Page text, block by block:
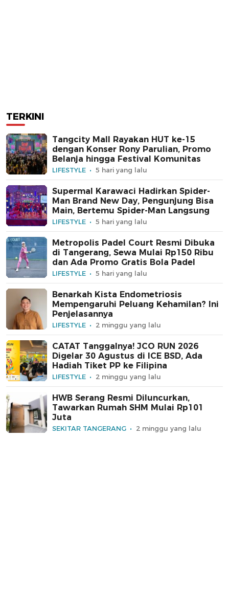
TERKINI
Tangcity Mall Rayakan HUT ke-15
dengan Konser Rony Parulian, Promo
Belanja hingga Festival Komunitas
LIFESTYLE 5 hari yang lalu
Supermal Karawaci Hadirkan Spider-
Man Brand New Day, Pengunjung Bisa
Main, Bertemu Spider-Man Langsung
LIFESTYLE 5 hari yang lalu
Metropolis Padel Court Resmi Dibuka
di Tangerang, Sewa Mulai Rp150 Ribu
dan Ada Promo Gratis Bola Padel
LIFESTYLE 5 hari yang lalu
Benarkah Kista Endometriosis
Mempengaruhi Peluang Kehamilan? Ini
Penjelasannya
LIFESTYLE 2 minggu yang lalu
CATAT Tanggalnya! JCO RUN 2026
Digelar 30 Agustus di ICE BSD, Ada
Hadiah Tiket PP ke Filipina
LIFESTYLE 2 minggu yang lalu
HWB Serang Resmi Diluncurkan,
Tawarkan Rumah SHM Mulai Rp101
Juta
SEKITAR TANGERANG 2 minggu yang lalu